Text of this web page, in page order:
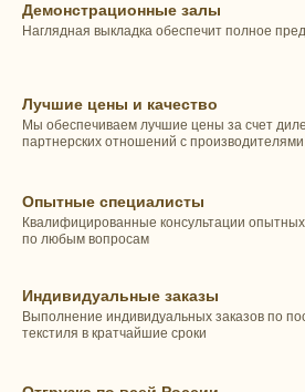
Демонстрационные залы
Наглядная выкладка обеспечит полное
Лучшие цены и качество
Мы обеспечиваем лучшие цены за счет
партнерских отношений с производителями
Опытные специалисты
Квалифицированные консультации
по любым вопросам
Индивидуальные заказы
Выполнение индивидуальных заказов по
текстиля в кратчайшие сроки